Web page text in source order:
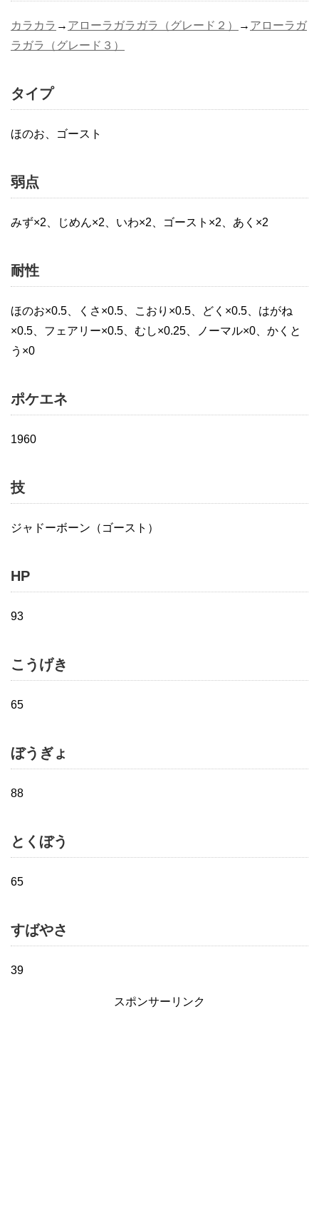
カラカラ → アローラガラガラ（グレード２） → アローラガ
ラガラ（グレード３）
タイプ
ほのお、ゴースト
弱点
みず×2、じめん×2、いわ×2、ゴースト×2、あく×2
耐性
ほのお×0.5、くさ×0.5、こおり×0.5、どく×0.5、はがね
×0.5、フェアリー×0.5、むし×0.25、ノーマル×0、かくと
う×0
ポケエネ
1960
技
ジャドーボーン（ゴースト）
HP
93
こうげき
65
ぼうぎょ
88
とくぼう
65
すばやさ
39
スポンサーリンク